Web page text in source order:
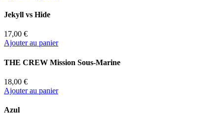
Jekyll vs Hide
17,00 €
Ajouter au panier
THE CREW Mission Sous-Marine
18,00 €
Ajouter au panier
Azul